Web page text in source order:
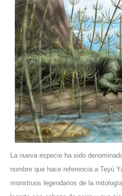
La nueva especie ha sido
nombre que hace referencia a Teyú
monstruos legendarios de la